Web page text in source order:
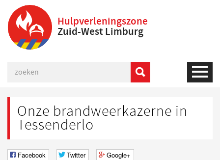
Hulpverleningszone
Zuid-West Limburg
Onze brandweerkazerne in
Tessenderlo
Facebook Twitter Google+